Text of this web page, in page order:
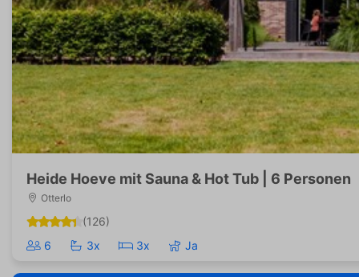
Heide Hoeve mit Sauna & Hot Tub | 6 Personen
Otterlo
(126)
6
3x 3x Ja